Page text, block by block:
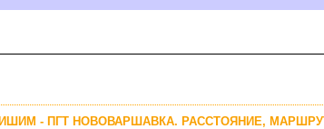
- ПГТ НОВОВАРШАВКА. РАССТОЯНИЕ,